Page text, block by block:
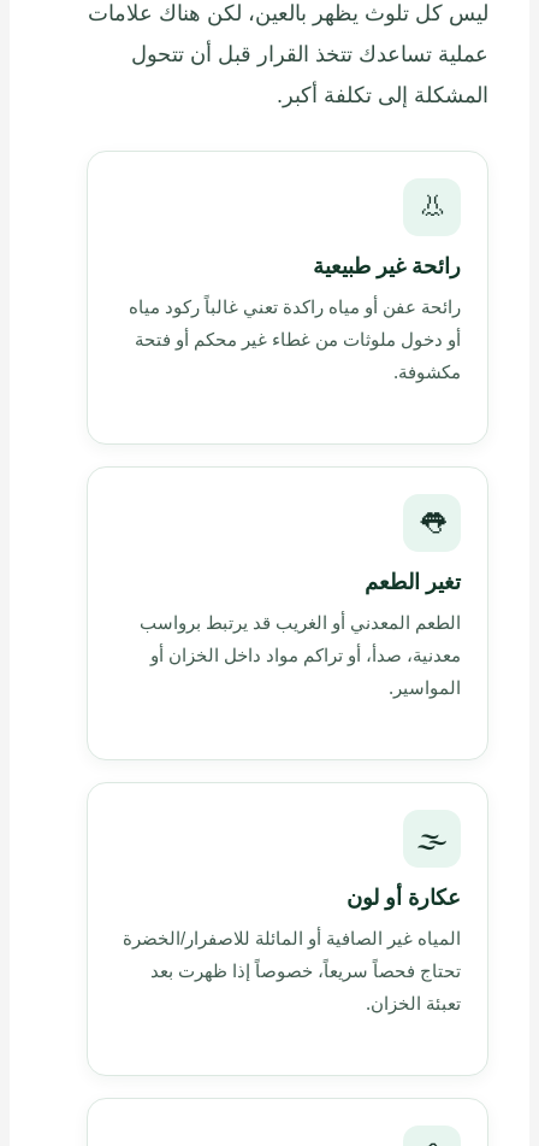
ليس كل تلوث يظهر بالعين، لكن هناك علامات
عملية تساعدك تتخذ القرار قبل أن تتحول
المشكلة إلى تكلفة أكبر.
👃
رائحة غير طبيعية
رائحة عفن أو مياه راكدة تعني غالباً ركود مياه
أو دخول ملوثات من غطاء غير محكم أو فتحة
مكشوفة.
👅
تغير الطعم
الطعم المعدني أو الغريب قد يرتبط برواسب
معدنية، صدأ، أو تراكم مواد داخل الخزان أو
المواسير.
🌫️
عكارة أو لون
المياه غير الصافية أو المائلة للاصفرار/الخضرة
تحتاج فحصاً سريعاً، خصوصاً إذا ظهرت بعد
تعبئة الخزان.